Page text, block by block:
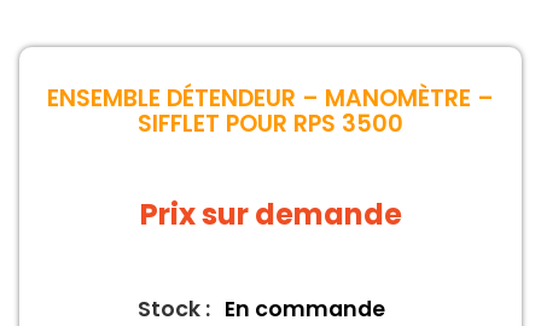
ENSEMBLE DÉTENDEUR – MANOMÈTRE –
SIFFLET POUR RPS 3500
Prix sur demande
Stock : En commande